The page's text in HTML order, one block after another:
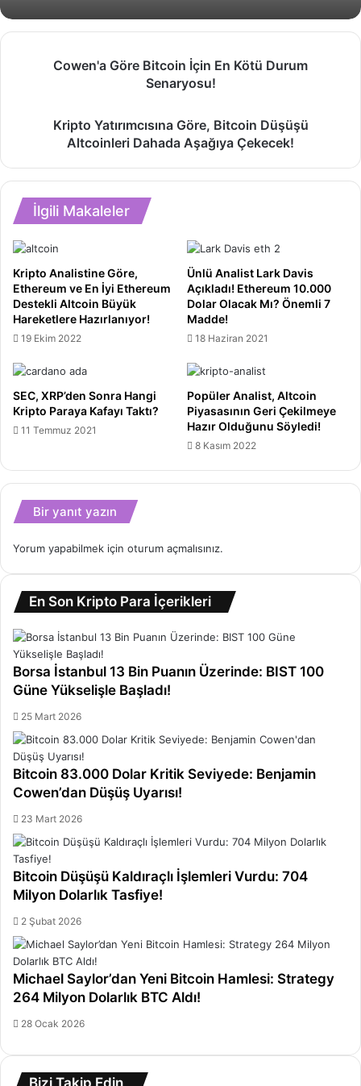
Cowen'a Göre Bitcoin İçin En Kötü Durum
Senaryosu!
Yatırımcısına
Bitcoin
Düşüşü
Altcoinleri
Dahada
Çekecek!
Kripto Yatırımcısına Göre, Bitcoin Düşüşü
Altcoinleri Dahada Aşağıya Çekecek!
İlgili Makaleler
Kripto Analistine Göre,
Ethereum ve En İyi Ethereum
Destekli Altcoin Büyük
Hareketlere Hazırlanıyor!
19 Ekim 2022
Ünlü Analist Lark Davis
Açıkladı! Ethereum 10.000
Dolar Olacak Mı? Önemli 7
Madde!
18 Haziran 2021
SEC, XRP’den Sonra Hangi
Kripto Paraya Kafayı Taktı?
11 Temmuz 2021
Popüler Analist, Altcoin
Piyasasının Geri Çekilmeye
Hazır Olduğunu Söyledi!
8 Kasım 2022
Bir yanıt yazın
Yorum yapabilmek için oturum açmalısınız.
En Son Kripto Para İçerikleri
Borsa İstanbul 13 Bin Puanın Üzerinde: BIST 100
Güne Yükselişle Başladı!
25 Mart 2026
Bitcoin 83.000 Dolar Kritik Seviyede: Benjamin
Cowen’dan Düşüş Uyarısı!
23 Mart 2026
Bitcoin Düşüşü Kaldıraçlı İşlemleri Vurdu: 704
Milyon Dolarlık Tasfiye!
2 Şubat 2026
Michael Saylor’dan Yeni Bitcoin Hamlesi: Strategy
264 Milyon Dolarlık BTC Aldı!
28 Ocak 2026